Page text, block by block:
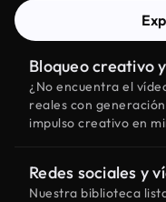
Bloqueo creativo
¿No encuentra el
reales con
impulso creativo en
Redes sociales y
Nuestra biblioteca